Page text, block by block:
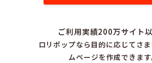
ご利用実績200万サイト
ロリポップなら目的に応じてさ
ムページを作成できます